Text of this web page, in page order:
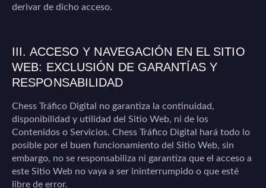
derivar de dicho acceso.
III. ACCESO Y NAVEGACIÓN EN EL SITIO
WEB: EXCLUSIÓN DE GARANTÍAS Y
RESPONSABILIDAD
Chess Tráfico Digital
no garantiza la continuidad,
disponibilidad y utilidad del Sitio Web, ni de los
Contenidos o Servicios. Chess Tráfico Digital
hará todo lo
posible por el buen funcionamiento del Sitio Web, sin
embargo, no se responsabiliza ni garantiza que el acceso a
este Sitio Web no vaya a ser ininterrumpido o que esté
libre de error.